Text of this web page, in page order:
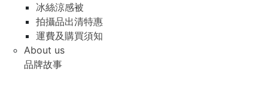
冰絲涼感被
拍攝品出清特惠
運費及購買須知
About us
品牌故事